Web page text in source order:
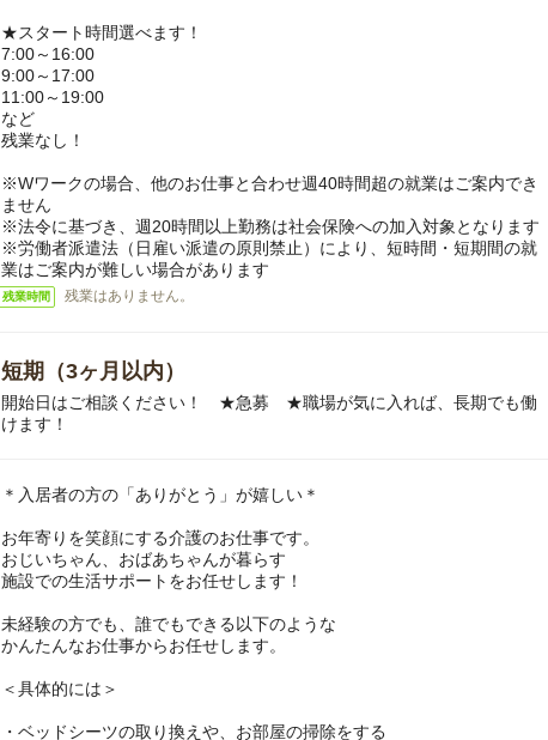
★スタート時間選べます！
7:00～16:00
9:00～17:00
11:00～19:00
など
残業なし！
※Wワークの場合、他のお仕事と合わせ週40時間超の就業はご案内でき
ません
※法令に基づき、週20時間以上勤務は社会保険への加入対象となります
※労働者派遣法（日雇い派遣の原則禁止）により、短時間・短期間の就
業はご案内が難しい場合があります
残業時間 残業はありません。
短期（3ヶ月以内）
開始日はご相談ください！ ★急募 ★職場が気に入れば、長期でも働
けます！
＊入居者の方の「ありがとう」が嬉しい＊
お年寄りを笑顔にする介護のお仕事です。
おじいちゃん、おばあちゃんが暮らす
施設での生活サポートをお任せします！
未経験の方でも、誰でもできる以下のような
かんたんなお仕事からお任せします。
＜具体的には＞
・ベッドシーツの取り換えや、お部屋の掃除をする